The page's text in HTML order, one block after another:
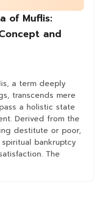
of Muflis:
and
a term deeply
transcends mere
a holistic state
Derived from the
destitute or poor,
bankruptcy
The